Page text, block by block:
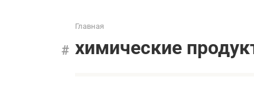
Главная
химические